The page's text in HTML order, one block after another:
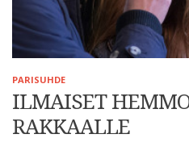
PARISUHDE
ILMAISET
RAKKAALLE